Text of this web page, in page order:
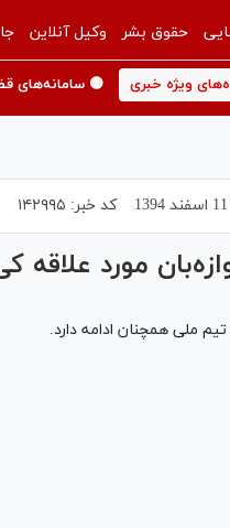
حقوق بشر وکیل آنلاین
ویژه خبری 🟡 سامانه‌های
11 اسفند 1394 کد خبر: ۱۴۲۹۹۵
مورد علاقه
ملی همچنان ادامه دارد.